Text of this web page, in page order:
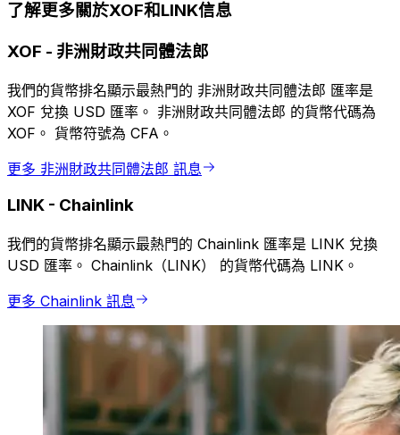
了解更多關於XOF和LINK信息
XOF - 非洲財政共同體法郎
我們的貨幣排名顯示最熱門的 非洲財政共同體法郎 匯率是
XOF 兌換 USD 匯率。 非洲財政共同體法郎 的貨幣代碼為
XOF。 貨幣符號為 CFA。
更多 非洲財政共同體法郎 訊息
LINK - Chainlink
我們的貨幣排名顯示最熱門的 Chainlink 匯率是 LINK 兌換
USD 匯率。 Chainlink（LINK） 的貨幣代碼為 LINK。
更多 Chainlink 訊息